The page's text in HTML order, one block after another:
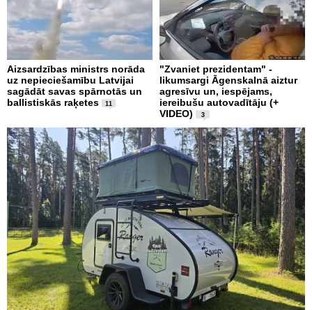
Aizsardzības ministrs norāda
uz nepieciešamību Latvijai
sagādāt savas spārnotās un
ballistiskās raķetes
11
"Zvaniet prezidentam" -
likumsargi Āgenskalnā aiztur
agresīvu un, iespējams,
iereibušu autovadītāju (+
VIDEO)
3